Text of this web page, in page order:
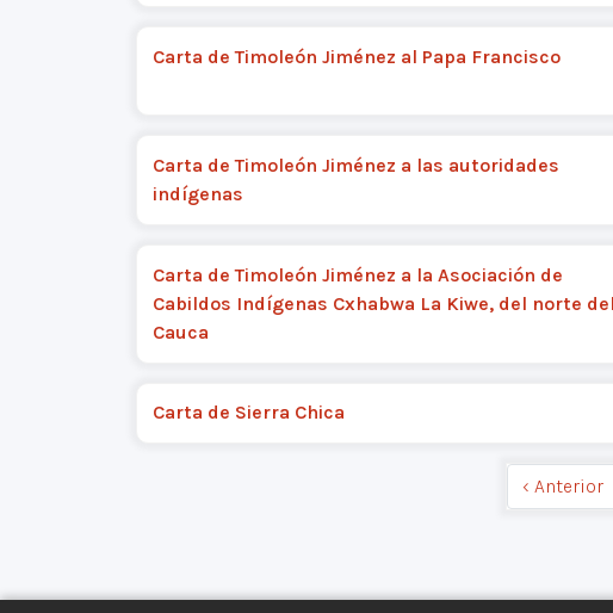
Carta de Timoleón Jiménez al Papa Francisco
Carta de Timoleón Jiménez a las autoridades
indígenas
Carta de Timoleón Jiménez a la Asociación de
Cabildos Indígenas Cxhabwa La Kiwe, del norte del
Cauca
Carta de Sierra Chica
‹ Anterior